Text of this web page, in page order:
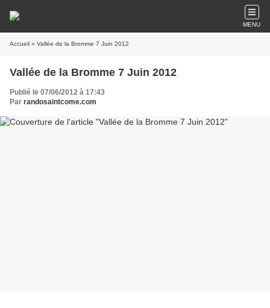
MENU
Accueil » Vallée de la Bromme 7 Juin 2012
Vallée de la Bromme 7 Juin 2012
Publié le 07/06/2012 à 17:43
Par randosaintcome.com